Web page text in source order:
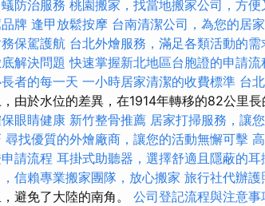
防治服務 桃園搬家，找當地搬家公司，方便
牌 逢甲放鬆按摩 台南清潔公司，為您的居
保駕護航 台北外燴服務，滿足各類活動的需
解決問題 快速掌握新北地區台胞證的申請流
者的每一天 一小時居家清潔的收費標準 台
由於水位的差異，在1914年轉移的82公里
眼睛健康 新竹整骨推薦 居家打掃服務，讓
尋找優質的外燴廠商，讓您的活動無懈可擊
請流程 耳掛式助聽器，選擇舒適且隱蔽的耳
信賴專業搬家團隊，放心搬家 旅行社代辦護
避免了大陸的南角。 公司登記流程與注意事